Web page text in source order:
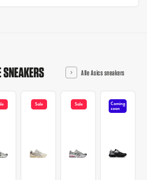
SNEAKERS Alle Asics sneakers
Sale Sale
Coming
soon